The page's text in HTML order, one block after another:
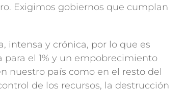
Exigimos gobiernos que cumplan
intensa y crónica, por lo que es
el 1% y un empobrecimiento
nuestro país como en el resto del
de los recursos, la destrucción